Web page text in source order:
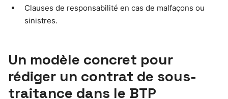
Clauses de responsabilité en cas de malfaçons ou
sinistres.
Un modèle concret pour
rédiger un contrat de sous-
traitance dans le BTP